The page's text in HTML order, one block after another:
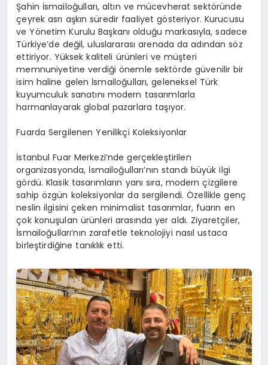
Şahin İsmailoğulları, altın ve mücevherat sektöründe
çeyrek asrı aşkın süredir faaliyet gösteriyor. Kurucusu
ve Yönetim Kurulu Başkanı olduğu markasıyla, sadece
Türkiye’de değil, uluslararası arenada da adından söz
ettiriyor. Yüksek kaliteli ürünleri ve müşteri
memnuniyetine verdiği önemle sektörde güvenilir bir
isim haline gelen İsmailoğulları, geleneksel Türk
kuyumculuk sanatını modern tasarımlarla
harmanlayarak global pazarlara taşıyor.
Fuarda Sergilenen Yenilikçi Koleksiyonlar
İstanbul Fuar Merkezi’nde gerçekleştirilen
organizasyonda, İsmailoğulları’nın standı büyük ilgi
gördü. Klasik tasarımların yanı sıra, modern çizgilere
sahip özgün koleksiyonlar da sergilendi. Özellikle genç
neslin ilgisini çeken minimalist tasarımlar, fuarın en
çok konuşulan ürünleri arasında yer aldı. Ziyaretçiler,
İsmailoğulları’nın zarafetle teknolojiyi nasıl ustaca
birleştirdiğine tanıklık etti.